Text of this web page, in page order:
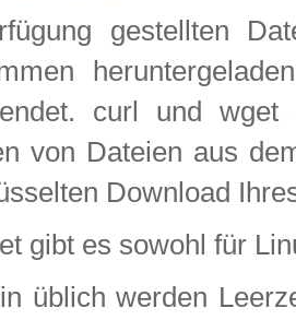
gestellten
curl und wget
von Dateien aus
Download
gibt es sowohl für
üblich werden